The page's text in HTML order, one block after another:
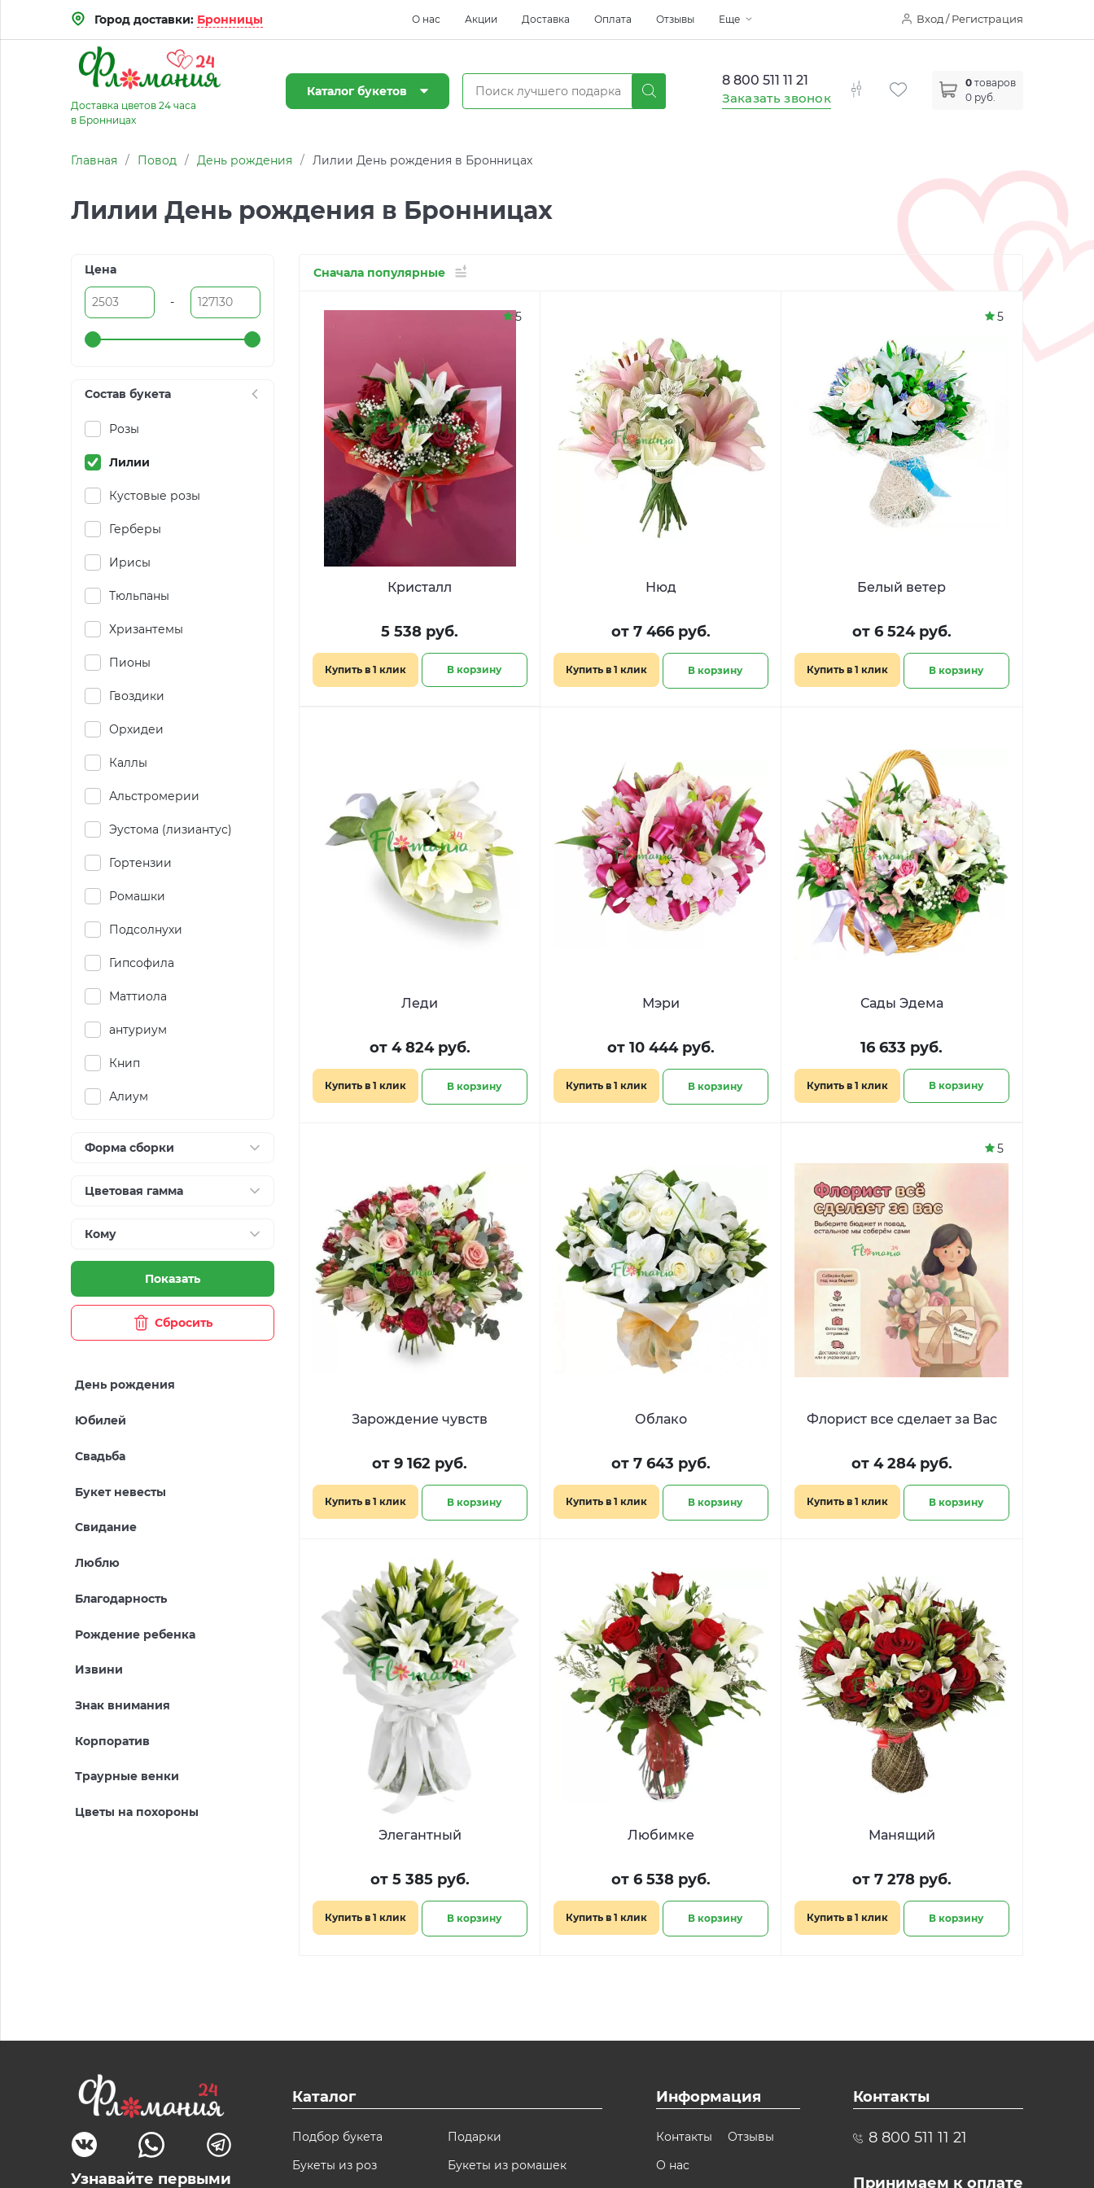
Вход / Регистрация
Город доставки: Бронницы О нас Акции Доставка Оплата Отзывы Еще
0 товаров
0 руб.
8 800 511 11 21
Заказать звонок
Доставка цветов 24 часа
в Бронницах
Каталог букетов
Главная / Повод / День рождения / Лилии День рождения в Бронницах
Лилии День рождения в Бронницах
Цена
-
Состав букета
Розы
Лилии
Кустовые розы
Герберы
Ирисы
Тюльпаны
Хризантемы
Пионы
Гвоздики
Орхидеи
Каллы
Альстромерии
Эустома (лизиантус)
Гортензии
Ромашки
Подсолнухи
Гипсофила
Маттиола
антуриум
Книп
Алиум
Форма сборки
Цветовая гамма
Кому
Показать
Сбросить
День рождения
Юбилей
Свадьба
Букет невесты
Свидание
Люблю
Благодарность
Рождение ребенка
Извини
Знак внимания
Корпоратив
Траурные венки
Цветы на похороны
Сначала популярные
Кристалл
5 538 руб.
Купить в 1 клик В корзину
5
Нюд
от 7 466 руб.
Купить в 1 клик В корзину
Белый ветер
от 6 524 руб.
Купить в 1 клик В корзину
5
Леди
от 4 824 руб.
Купить в 1 клик В корзину
Мэри
от 10 444 руб.
Купить в 1 клик В корзину
Сады Эдема
16 633 руб.
Купить в 1 клик В корзину
Зарождение чувств
от 9 162 руб.
Купить в 1 клик В корзину
Облако
от 7 643 руб.
Купить в 1 клик В корзину
Флорист все сделает за Вас
от 4 284 руб.
Купить в 1 клик В корзину
5
Элегантный
от 5 385 руб.
Купить в 1 клик В корзину
Любимке
от 6 538 руб.
Купить в 1 клик В корзину
Манящий
от 7 278 руб.
Купить в 1 клик В корзину
Узнавайте первыми
Каталог
Подбор букета
Букеты из роз
Подарки
Букеты из ромашек
Информация
Контакты
О нас
Отзывы
Контакты
8 800 511 11 21
Принимаем к оплате